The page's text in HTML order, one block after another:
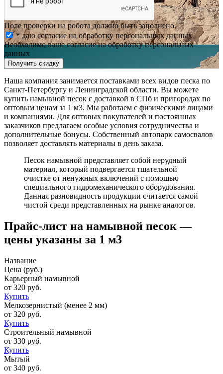
Поле проверки на робота должно быть заполнено.
* даю согласие на обработку персональных данных
Необходимо ваше согласие на обработку персональных
данных
Получить скидку
Наша компания занимается поставками всех видов песка по
Санкт-Петербургу и Ленинградской области. Вы можете
купить намывной песок с доставкой в СПб и пригородах по
оптовым ценам за 1 м3. Мы работаем с физическими лицами
и компаниями. Для оптовых покупателей и постоянных
заказчиков предлагаем особые условия сотрудничества и
дополнительные бонусы. Собственный автопарк самосвалов
позволяет доставлять материалы в день заказа.
Песок намывной представляет собой нерудный
материал, который подвергается тщательной
очистке от ненужных включений с помощью
специального гидромеханического оборудования.
Данная разновидность продукции считается самой
чистой среди представленных на рынке аналогов.
Прайс-лист на намывной песок —
цены указаны за 1 м3
Название
Цена (руб.)
Карьерный намывной
от 320 руб.
Купить
Мелкозернистый (менее 2 мм)
от 320 руб.
Купить
Строительный намывной
от 330 руб.
Купить
Мытый
от 340 руб.